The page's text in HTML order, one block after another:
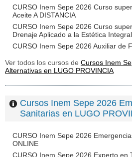
CURSO Inem Sepe 2026 Curso
Aceite A DISTANCIA
CURSO Inem Sepe 2026 Curso
Drenaje Aplicado a la Estética
CURSO Inem Sepe 2026 Auxiliar de
Ver todos los cursos de Cursos Inem
Alternativas en LUGO PROVINCIA
Cursos Inem Sepe 2026
Sanitarias en LUGO
CURSO Inem Sepe 2026
ONLINE
CURSO Inem Sepe 2026 Experto en